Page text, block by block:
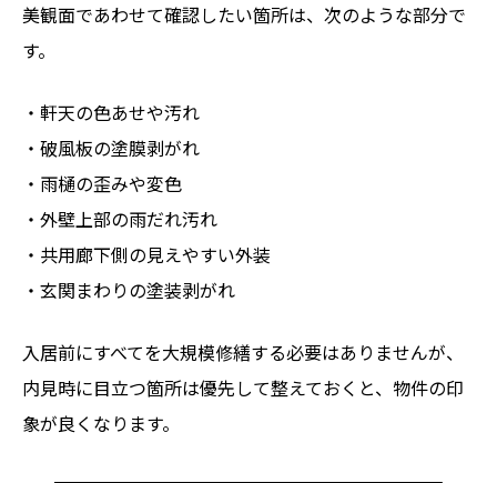
美観面であわせて確認したい箇所は、次のような部分で
す。
・軒天の色あせや汚れ
・破風板の塗膜剥がれ
・雨樋の歪みや変色
・外壁上部の雨だれ汚れ
・共用廊下側の見えやすい外装
・玄関まわりの塗装剥がれ
入居前にすべてを大規模修繕する必要はありませんが、
内見時に目立つ箇所は優先して整えておくと、物件の印
象が良くなります。